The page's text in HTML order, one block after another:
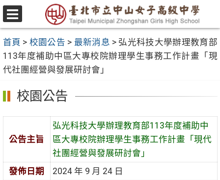
跳
至
要
內
容
區
選
單
首頁 > 校園公告 > 最新消息 > 弘光科技大學辦理教育部
113年度補助中區大專校院辦理學生事務工作計畫「現
代社團經營與發展研討會」
校園公告
公告主旨
弘光科技大學辦理教育部113年度補助中
區大專校院辦理學生事務工作計畫「現代
社團經營與發展研討會」
發佈日期
2024 年 9 月 24 日